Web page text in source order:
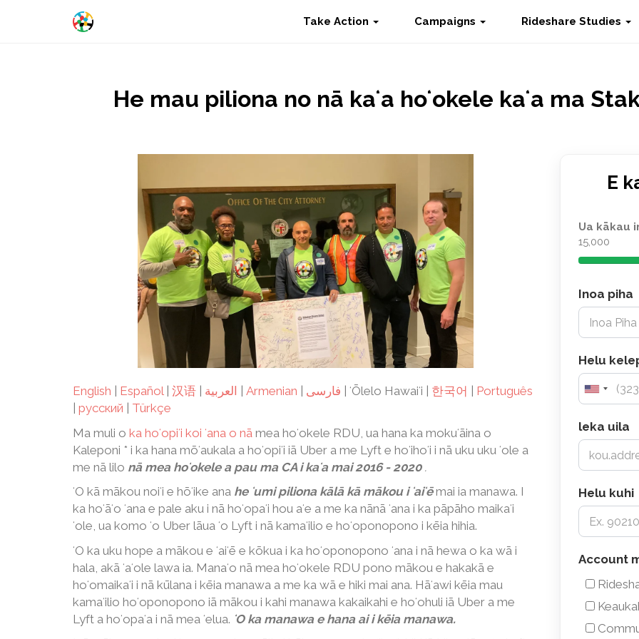
Take Action Campaigns Rideshare Studies
He mau piliona no nā kaʻa hoʻokele kaʻa ma
English Español| 汉语 العربية Armenian فارسی ʻŌlelo Hawaiʻi | 한국어
Português
русский
Türkçe
Ma muli o ka hoʻopiʻi koi ʻana o nā mea hoʻokele RDU, ua hana ka mokuʻāina o
Kaleponi * i ka hana mōʻaukala a hoʻopiʻi iā Uber a me Lyft e hoʻihoʻi i nā uku uku ʻole a
me nā lilo nā mea hoʻokele a pau ma CA i kaʻa mai 2016 - 2020 .
ʻO kā mākou noiʻi e hōʻike ana he ʻumi piliona kālā kā mākou i ʻaiʻē mai ia manawa. I
ka hoʻāʻo ʻana e pale aku i nā hoʻopaʻi hou aʻe a me ka nānā ʻana i ka pāpāho maikaʻi
ʻole, ua komo ʻo Uber lāua ʻo Lyft i nā kamaʻilio e hoʻoponopono i kēia hihia.
ʻO ka uku hope a mākou e ʻaiʻē e kōkua i ka hoʻoponopono ʻana i nā hewa o ka wā i
hala, akā ʻaʻole lawa ia. Manaʻo nā mea hoʻokele RDU pono mākou e hakakā e
hoʻomaikaʻi i nā kūlana i kēia manawa a me ka wā e hiki mai ana. Hāʻawi kēia mau
kamaʻilio hoʻoponopono iā mākou i kahi manawa kakaikahi e hoʻohuli iā Uber a me
Lyft a hoʻopaʻa i nā mea ʻelua. ʻO ka manawa e hana ai i kēia manawa.
E
Ua kākau
15,000
Inoa piha
Helu
leka uila
Helu kuhi
Account